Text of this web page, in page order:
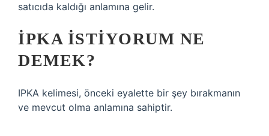
satıcıda kaldığı anlamına gelir.
İPKA ISTIYORUM NE
DEMEK?
IPKA kelimesi, önceki eyalette bir şey bırakmanın
ve mevcut olma anlamına sahiptir.